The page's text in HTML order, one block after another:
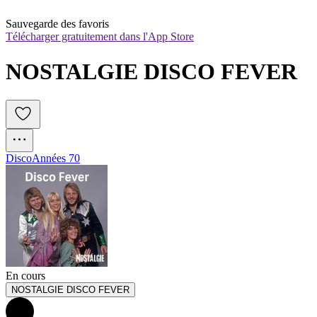
Sauvegarde des favoris
Télécharger gratuitement dans l'App Store
NOSTALGIE DISCO FEVER
DiscoAnnées 70
En cours
NOSTALGIE DISCO FEVER